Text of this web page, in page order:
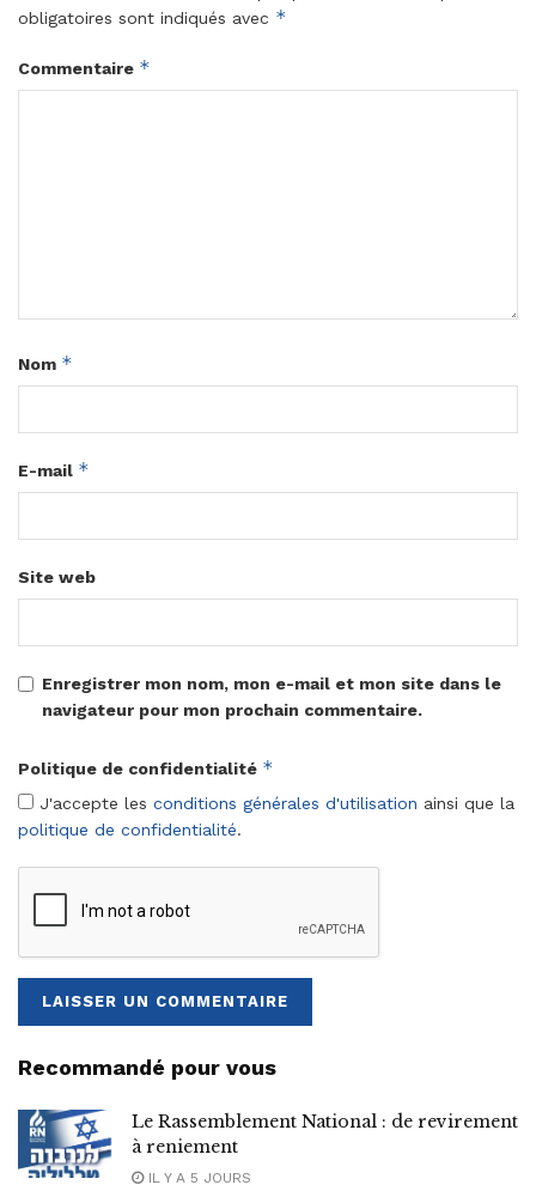
obligatoires sont indiqués avec *
Commentaire *
Nom *
E-mail *
Site web
Enregistrer mon nom, mon e-mail et mon site dans le
navigateur pour mon prochain commentaire.
Politique de confidentialité *
J'accepte les conditions générales d'utilisation ainsi que la
politique de confidentialité.
Recommandé pour vous
Le Rassemblement National : de revirement
à reniement
IL Y A 5 JOURS